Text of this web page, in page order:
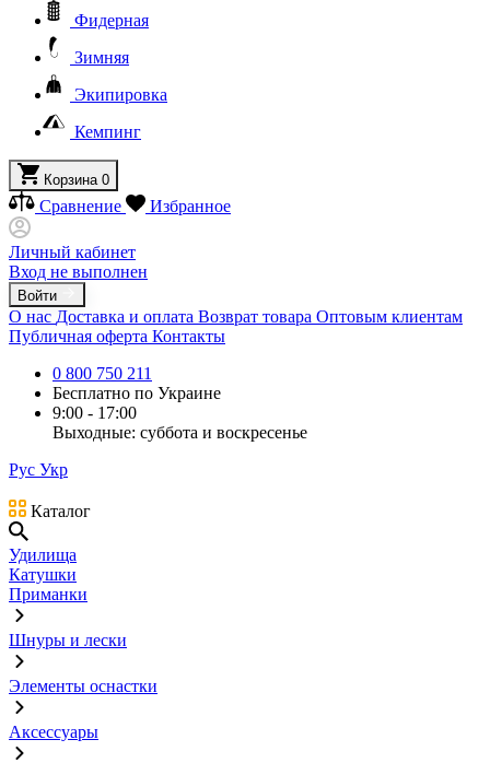
Фидерная
Зимняя
Экипировка
Кемпинг
Корзина 0
Сравнение Избранное
Личный кабинет
Вход не выполнен
Войти
О нас Доставка и оплата Возврат товара Оптовым клиентам
Публичная оферта Контакты
0 800 750 211
Бесплатно по Украине
9:00 - 17:00
Выходные: суббота и воскресенье
Рус Укр
Каталог
Удилища
Катушки
Приманки
Шнуры и лески
Элементы оснастки
Аксессуары